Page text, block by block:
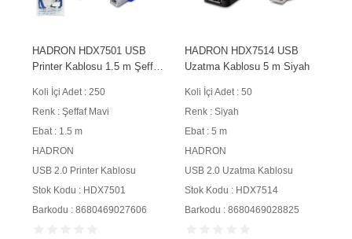
HADRON HDX7501 USB
Printer Kablosu 1.5 m Şeffaf
Koli İçi Adet : 250
Renk : Şeffaf Mavi
Ebat : 1.5 m
HADRON
USB 2.0 Printer Kablosu
Stok Kodu : HDX7501
Barkodu : 8680469027606
HADRON HDX7514 USB
Uzatma Kablosu 5 m Siyah
Koli İçi Adet : 50
Renk : Siyah
Ebat : 5 m
HADRON
USB 2.0 Uzatma Kablosu
Stok Kodu : HDX7514
Barkodu : 8680469028825